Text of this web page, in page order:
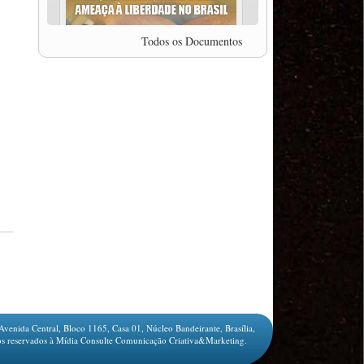
professor da Unisinos e Doutor em Ciências da
Comunicação da USP, Rafael Grohmann, que
coordena uma pesquisa internacional que visa
pressionar as plataformas digitais por melhores
aviação (8/06/2020)
MODAL-LIVE #2 Os Impactos da COVID-19 no
Trabalho Metroferroviário (2/06/2020)
Todos os Documentos
Central, Bloco 1165, Casa 01, Núcleo Bandeirante, Brasília,
reservados à Mídia Consulte Comunicação Criativa&Marketing.